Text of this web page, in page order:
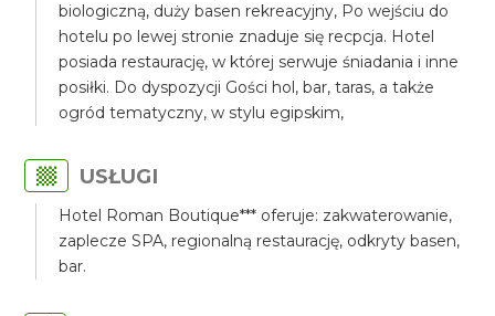
biologiczną, duży basen rekreacyjny, Po wejściu do
hotelu po lewej stronie znaduje się recpcja. Hotel
posiada restaurację, w której serwuje śniadania i inne
posiłki. Do dyspozycji Gości hol, bar, taras, a także
ogród tematyczny, w stylu egipskim,
USŁUGI
Hotel Roman Boutique*** oferuje: zakwaterowanie,
zaplecze SPA, regionalną restaurację, odkryty basen,
bar.